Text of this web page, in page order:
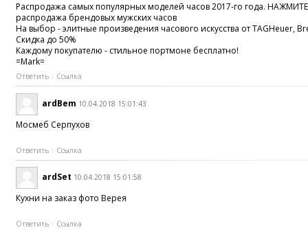
Распродажа самых популярных моделей часов 2017-го года.
распродажа брендовых мужских часов
На выбор - элитные произведения часового искусства от TAGHeuer,
Скидка до 50%
Каждому покупателю - стильное портмоне бесплатно!
=Mark=
Ответить Ссылка
ardBem 10.04.2018 15:01:43
Мосмеб Серпухов
Ответить Ссылка
ardSet 10.04.2018 15:01:58
Кухни на заказ фото Верея
Ответить Ссылка